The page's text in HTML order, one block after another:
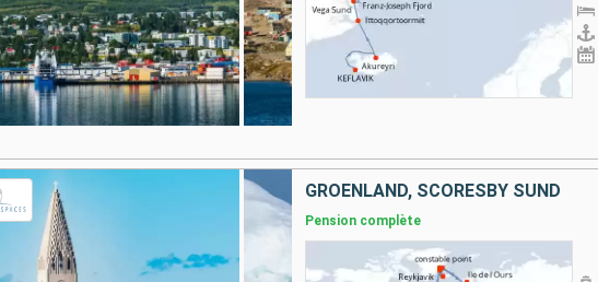
GROENLAND, SCORESBY SUND
Pension complète